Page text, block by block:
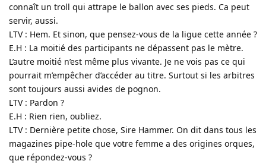
connaît un troll qui attrape le ballon avec ses pieds. Ca peut
servir, aussi.
LTV : Hem. Et sinon, que pensez-vous de la ligue cette année ?
E.H : La moitié des participants ne dépassent pas le mètre.
L’autre moitié n’est même plus vivante. Je ne vois pas ce qui
pourrait m’empêcher d’accéder au titre. Surtout si les arbitres
sont toujours aussi avides de pognon.
LTV : Pardon ?
E.H : Rien rien, oubliez.
LTV : Dernière petite chose, Sire Hammer. On dit dans tous les
magazines pipe-hole que votre femme a des origines orques,
que répondez-vous ?